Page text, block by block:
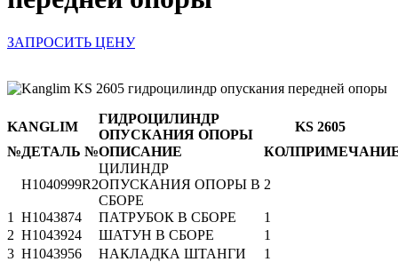
ЗАПРОСИТЬ ЦЕНУ
KANGLIM
ГИДРОЦИЛИНДР
ОПУСКАНИЯ ОПОРЫ
KS 2605
№ДЕТАЛЬ №ОПИСАНИЕ КОЛ
H1040999R2
ЦИЛИНДР
ОПУСКАНИЯ ОПОРЫ В
СБОРЕ
2
1 H1043874 ПАТРУБОК В СБОРЕ
1
2 H1043924 ШАТУН В СБОРЕ
1
3 H1043956 НАКЛАДКА ШТАНГИ
1